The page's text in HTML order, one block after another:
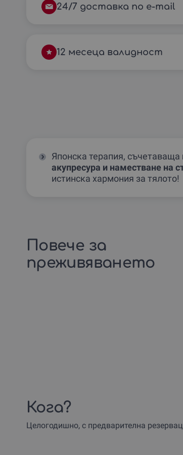
24/7 доставка по e-mail
12 месеца валидност
Японска терапия, съчетаваща
акупресура и наместване на
истинска хармония за тялото!
Повече за
преживяването
Кога?
Целогодишно, с предварителна